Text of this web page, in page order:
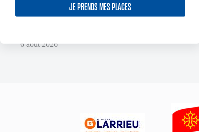
JE PRENDS MES PLACES
6 août 2026